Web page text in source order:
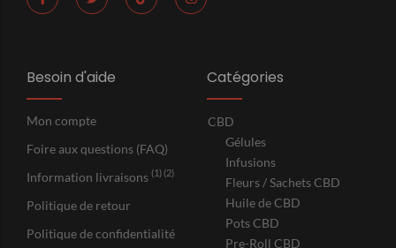
Besoin d'aide
Mon compte
Foire aux questions (FAQ)
Information livraisons (1) (2)
Politique de retour
Politique de confidentialité
Catégories
CBD
Gélules
Infusions
Fleurs / Sachets CBD
Huile de CBD
Pots CBD
Pre-Roll CBD